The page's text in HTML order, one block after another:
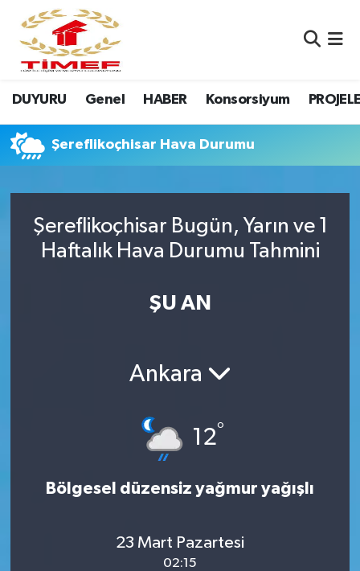
DUYURU Genel HABER Konsorsiyum
Şereflikoçhisar Hava Durumu
Şereflikoçhisar Bugün, Yarın ve 1
Haftalık Hava Durumu Tahmini
ŞU AN
Ankara
12°
Bölgesel düzensiz yağmur yağışlı
23 Mart Pazartesi
02:15
Anasayfa Kutu
Anasayfa Manşet
Canlı Yayın
Erasmus
Nöbetçi Eczaneler
Hava Durumu
Namaz Vakitleri
Süper Lig Puan Durumu ve Fikstür
Son Dakika Haberleri